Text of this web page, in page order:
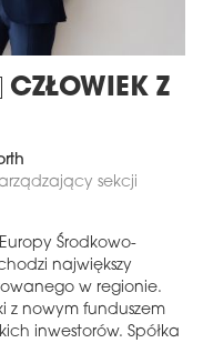
CZŁOWIEK Z
sekcji
Środkowo-
największy
w regionie.
z nowym funduszem
inwestorów. Spółka